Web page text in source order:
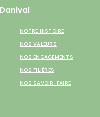
Danival
NOTRE HISTOIRE
NOS VALEURS
NOS ENGAGEMENTS
NOS FILIÈRES
NOS SAVOIR-FAIRE